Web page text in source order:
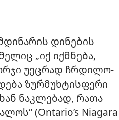
დინების
„იქ იქმნება,
უეცრად ჩრდილო-
ზურმუხტისფერი
ნაკლებად, რათა
(Ontario’s Niagara